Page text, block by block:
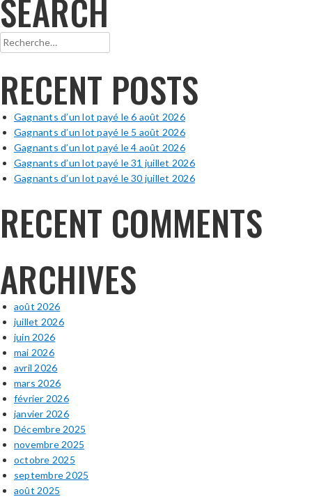
SEARCH
Rechercher :
RECENT POSTS
Gagnants d’un lot payé le 6 août 2026
Gagnants d’un lot payé le 5 août 2026
Gagnants d’un lot payé le 4 août 2026
Gagnants d’un lot payé le 31 juillet 2026
Gagnants d’un lot payé le 30 juillet 2026
RECENT COMMENTS
ARCHIVES
août 2026
juillet 2026
juin 2026
mai 2026
avril 2026
mars 2026
février 2026
janvier 2026
Décembre 2025
novembre 2025
octobre 2025
septembre 2025
août 2025